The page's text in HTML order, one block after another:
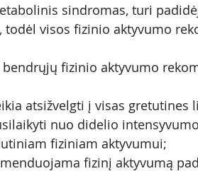
sindromas, turi
visos fizinio aktyvumo
fizinio aktyvumo
atsižvelgti į visas gretutines
nuo didelio
fiziniam aktyvumui;
fizinį aktyvumą